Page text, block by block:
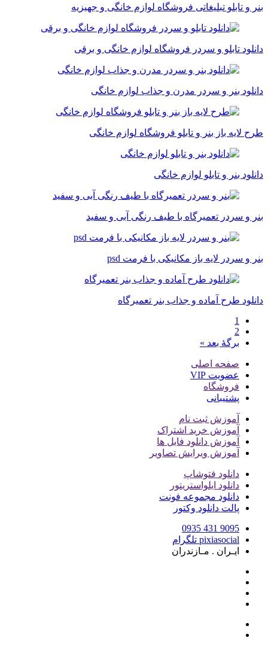
بنر و تابلو تبلیغاتی فروشگاه لوازم خانگی و جهیزیه
دانلود تابلو و سردر فروشگاه لوازم خانگی و برقی
دانلود بنر و سردر مدرن و جذاب لوازم خانگی
طرح لایه باز بنر و تابلو فروشگاه لوازم خانگی
دانلود بنر و تابلو لوازم خانگی
بنر و سردر تعمیرگاه با طیف رنگی آبی و سفید
بنر و سردر لایه باز مکانیکی با فرمت psd
دانلود طرح آماده و جذاب بنر تعمیرگاه
1
2
برگهٔ بعد »
صفحه اصلی
عضویت VIP
فروشگاه
پشتیبانی
آموزش ثبت نام
آموزش خرید اشتراک
آموزش دانلود فایل ها
آموزش ویرایش تصاویر
دانلود فتوشاپ
دانلود ایلواستریتور
دانلود مجموعه فونت
پالت دانلود وکتور
9095 431 0935
pixiasocial تلگرام
ایـران . مـازندران